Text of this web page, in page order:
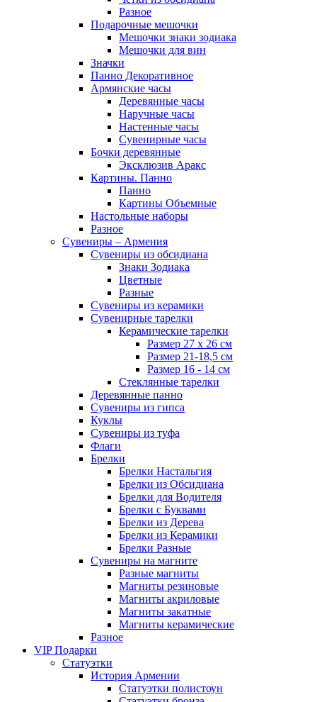
Разное
Подарочные мешочки
Мешочки знаки зодиака
Мешочки для вин
Значки
Панно Декоративное
Армянские часы
Деревянные часы
Наручные часы
Настенные часы
Сувенирные часы
Бочки деревянные
Эксклюзив Аракс
Картины. Панно
Панно
Картины Объемные
Настольные наборы
Разное
Сувениры – Армения
Сувениры из обсидиана
Знаки Зодиака
Цветные
Разные
Сувениры из керамики
Сувенирные тарелки
Керамические тарелки
Размер 27 х 26 см
Размер 21-18,5 см
Размер 16 - 14 см
Стеклянные тарелки
Деревянные панно
Сувениры из гипса
Куклы
Сувениры из туфа
Флаги
Брелки
Брелки Настальгия
Брелки из Обсидиана
Брелки для Водителя
Брелки с Буквами
Брелки из Дерева
Брелки из Керамики
Брелки Разные
Сувениры на магните
Разные магниты
Магниты резиновые
Магниты акриловые
Магниты закатные
Магниты керамические
Разное
VIP Подарки
Статуэтки
История Армении
Статуэтки полистоун